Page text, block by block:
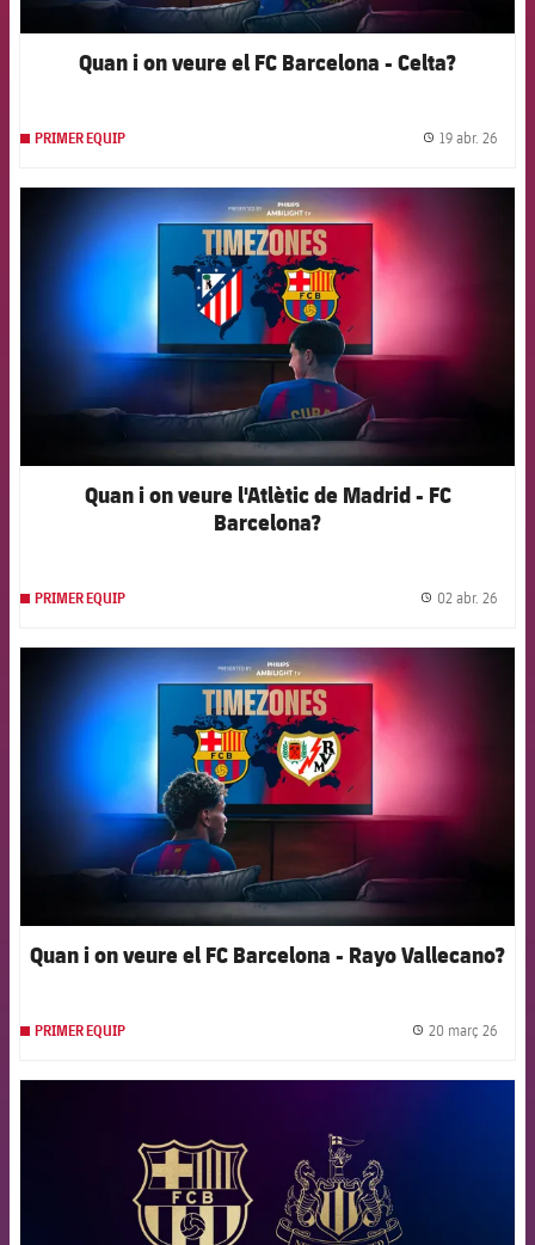
Quan i on veure el FC Barcelona - Celta?
PRIMER EQUIP 19 abr. 26
FCB Barcelona badge
Quan i on veure l'Atlètic de Madrid - FC
Barcelona?
PRIMER EQUIP 02 abr. 26
FCB Barcelona badge
Quan i on veure el FC Barcelona - Rayo Vallecano?
PRIMER EQUIP 20 març 26